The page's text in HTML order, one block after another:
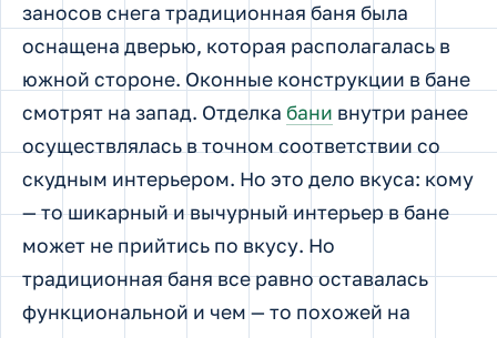
заносов снега традиционная баня была
оснащена дверью, которая располагалась в
южной стороне. Оконные конструкции в бане
смотрят на запад. Отделка бани внутри ранее
осуществлялась в точном соответствии со
скудным интерьером. Но это дело вкуса: кому
— то шикарный и вычурный интерьер в бане
может не прийтись по вкусу. Но
традиционная баня все равно оставалась
функциональной и чем — то похожей на